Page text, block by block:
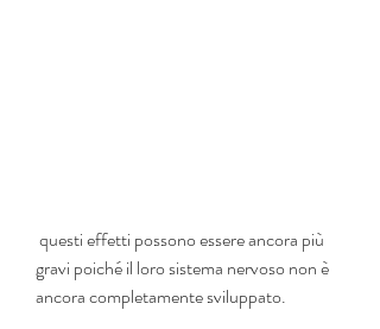
gravi poiché il loro sistema nervoso non è
ancora completamente sviluppato.